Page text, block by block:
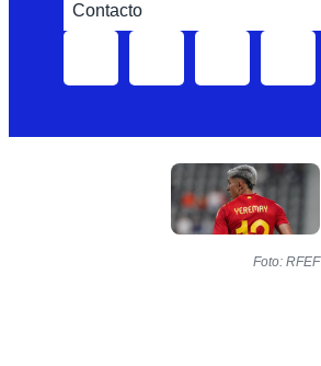
Contacto
Foto: RFEF